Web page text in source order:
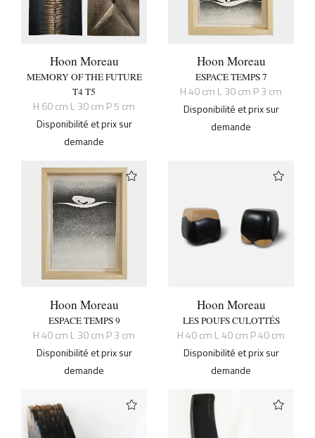
Hoon Moreau
MEMORY OF THE FUTURE
T4 T5
H 60 cm L 30 cm P 5 cm
Disponibilité et prix sur
demande
Hoon Moreau
ESPACE TEMPS 7
H 40 cm L 30 cm P 3 cm
Disponibilité et prix sur
demande
Hoon Moreau
ESPACE TEMPS 9
H 40 cm L 30 cm P 3 cm
Disponibilité et prix sur
demande
Hoon Moreau
LES POUFS CULOTTÉS
H 40 cm L 40 cm P 40 cm
Disponibilité et prix sur
demande